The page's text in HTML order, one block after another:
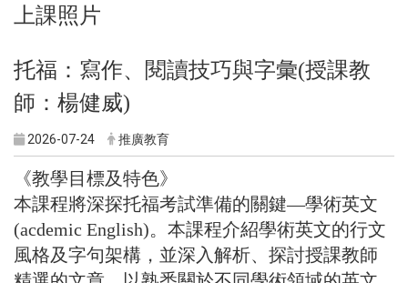
上課照片
托福：寫作、閱讀技巧與字彙(授課教
師：楊健威)
2026-07-24 推廣教育
《教學目標及特色》
本課程將深探托福考試準備的關鍵—學術英文
(acdemic English)。本課程介紹學術英文的行文
風格及字句架構，並深入解析、探討授課教師